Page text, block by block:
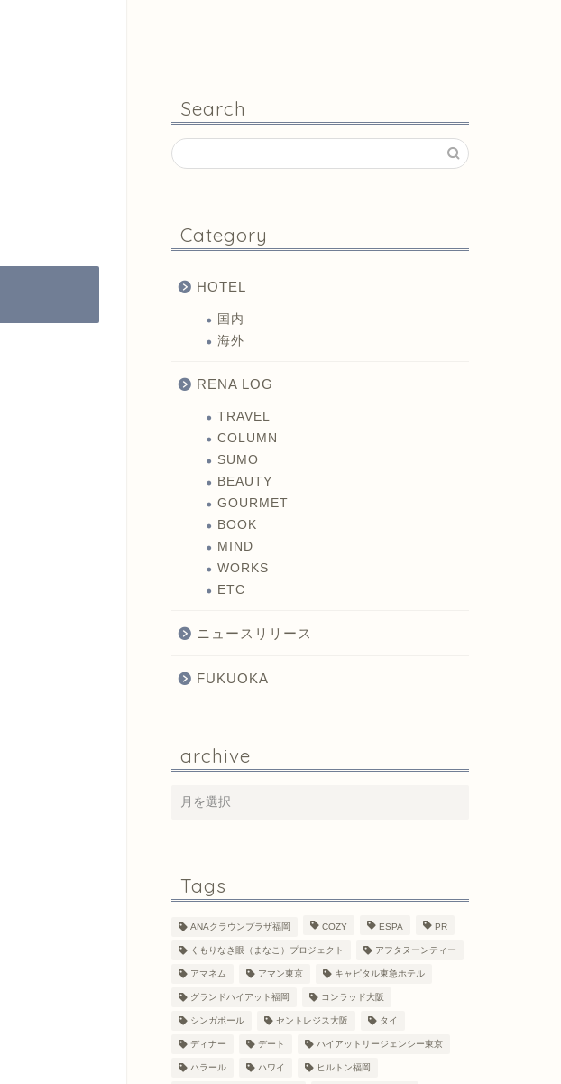
Search
Category
HOTEL
国内
海外
RENA LOG
TRAVEL
COLUMN
SUMO
BEAUTY
GOURMET
BOOK
MIND
WORKS
ETC
ニュースリリース
FUKUOKA
archive
Tags
ANAクラウンプラザ福岡 COZY ESPA PR
くもりなき眼（まなこ）プロジェクト アフタヌーンティー
アマネム アマン東京 キャピタル東急ホテル
グランドハイアット福岡 コンラッド大阪
シンガポール セントレジス大阪 タイ
ディナー デート ハイアットリージェンシー東京
ハラール ハワイ ヒルトン福岡